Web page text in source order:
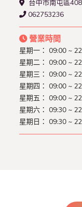
台中市南屯區
062753236
營業時間
星期一： 09:00 ~
星期二： 09:00 ~
星期三： 09:00 ~
星期四： 09:00 ~
星期五： 09:00 ~
星期六： 09:30 ~
星期日： 09:30 ~